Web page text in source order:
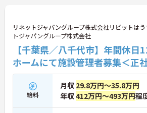
時研修・技術向上研修など段階別の研修体制
取得支援が整っており、介護福祉士国家試験
座やケアマネ対策講座も自社開講しています
種チームケアの中で専門性を高めながら、ケ
ジャーや生活相談員へのキャリアアップも実
る職場です。
★おすすめPOINT★
【日本生命グループの大手企業・成長ができ
です】
リネットジャパングループ株式会社リビットは
トジャパングループ株式会社
【千葉県／八千代市】年間休
ホームにて施設管理者募集＜正
給料
月収 29.8万円～35.8万円
年収412万円～493万円程